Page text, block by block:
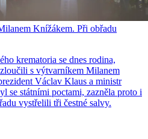
Knížákem. Při obřadu
krematoria se dnes rodina,
s výtvarníkem Milanem
Václav Klaus a ministr
se státními poctami, zazněla proto i
vystřelili tři čestné salvy.